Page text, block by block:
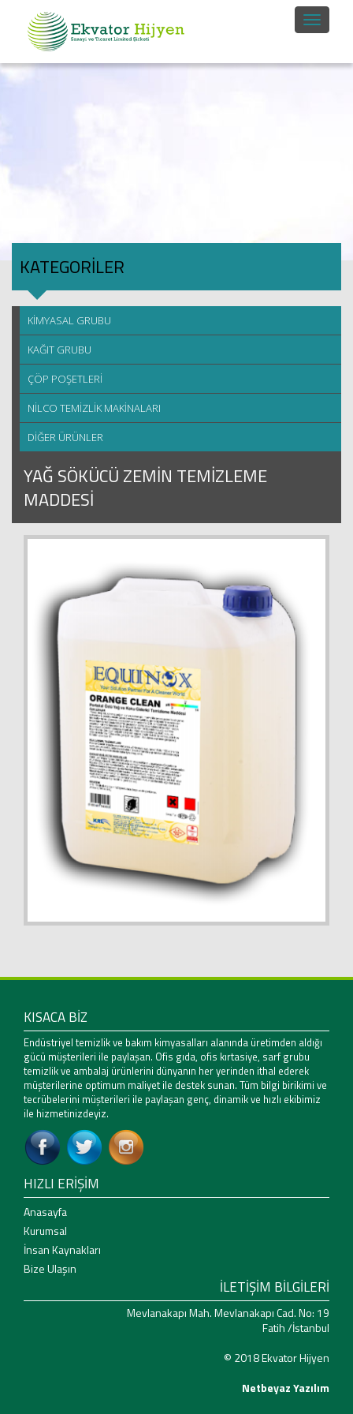
KATEGORİLER
KİMYASAL GRUBU
KAĞIT GRUBU
ÇÖP POŞETLERİ
NİLCO TEMİZLİK MAKİNALARI
DİĞER ÜRÜNLER
YAĞ SÖKÜCÜ ZEMİN TEMİZLEME
MADDESİ
KISACA BİZ
Endüstriyel temizlik ve bakım kimyasalları alanında üretimden aldığı
gücü müşterileri ile paylaşan. Ofis gıda, ofis kırtasiye, sarf grubu
temizlik ve ambalaj ürünlerini dünyanın her yerinden ithal ederek
müşterilerine optimum maliyet ile destek sunan. Tüm bilgi birikimi ve
tecrübelerini müşterileri ile paylaşan genç, dinamik ve hızlı ekibimiz
ile hizmetinizdeyiz.
HIZLI ERİŞİM
Anasayfa
Kurumsal
İnsan Kaynakları
Bize Ulaşın
İLETİŞİM BİLGİLERİ
Mevlanakapı Mah. Mevlanakapı Cad. No: 19
Fatih /İstanbul
© 2018 Ekvator Hijyen
Netbeyaz Yazılım